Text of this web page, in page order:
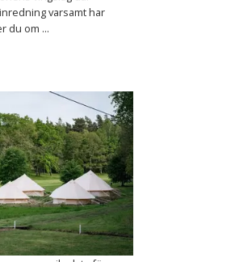
varsamt har
du om ...